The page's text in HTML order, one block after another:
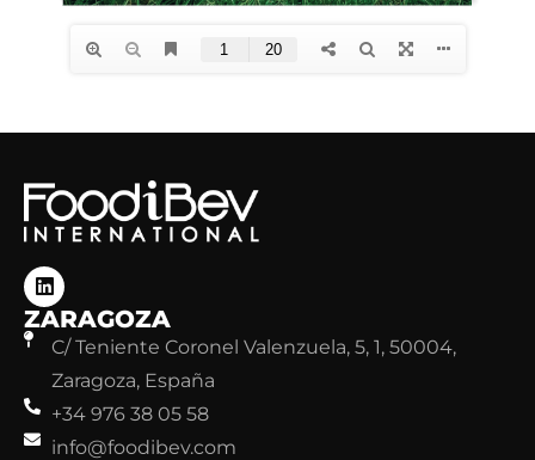
ZARAGOZA
C/ Teniente Coronel Valenzuela, 5, 1, 50004,
Zaragoza, España
+34 976 38 05 58
info@foodibev.com